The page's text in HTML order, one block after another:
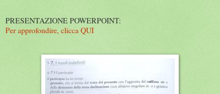
PRESENTAZIONE POWERPOINT:
Per approfondire, clicca QUI